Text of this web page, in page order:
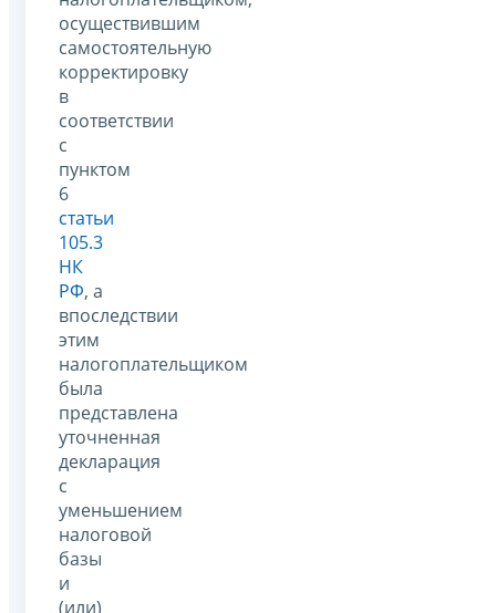
осуществившим
самостоятельную
корректировку
в
соответствии
с
пунктом
6
статьи
105.3
НК
РФ, а
впоследствии
этим
налогоплательщиком
была
представлена
уточненная
декларация
с
уменьшением
налоговой
базы
и
(или)